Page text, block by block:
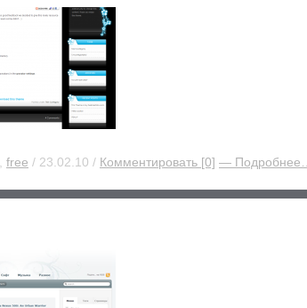
free / 23.02.10 / Комментировать [0] — Подробнее…